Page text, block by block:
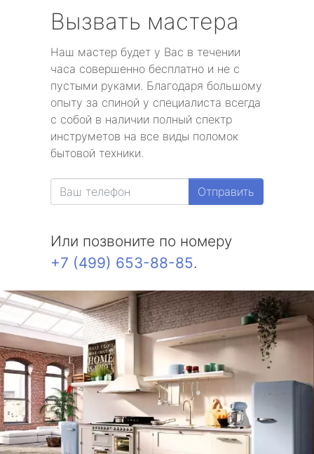
Вызвать мастера
Наш мастер будет у Вас в течении
часа совершенно бесплатно и не с
пустыми руками. Благодаря большому
опыту за спиной у специалиста всегда
с собой в наличии полный спектр
инструметов на все виды поломок
бытовой техники.
Отправить
Или позвоните по номеру
+7 (499) 653-88-85.